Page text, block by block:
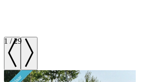
1 /29